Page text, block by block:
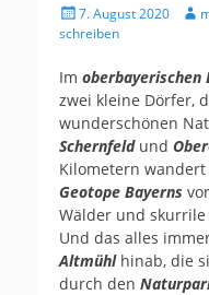
Gepostet
am
7. August 2020
schreiben
Im
zwei kleine Dörfer,
wunderschönen
Schernfeld und
Kilometern
Geotope Bayerns
Wälder und
Und das alles
Altmühlhinab, die
durch den